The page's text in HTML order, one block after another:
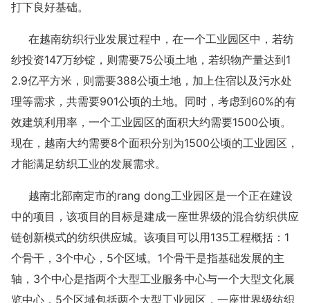
打下良好基础。
在越南纺织行业发展过程中，在一个工业园区中，若纺
纱投资147万纱锭，则需要75公顷土地，若织物产量达到1
2.9亿平方米，则需要388公顷土地，加上住宿以及污水处
理等需求，共需要901公顷的土地。同时，考虑到60%的有
效建筑利用率，一个工业园区的面积大约需要1500公顷。
现在，越南大约需要8个面积分别为1500公顷的工业园区，
才能满足纺织工业的发展需求。
越南北部南定市的rang dong工业园区是一个正在建设
中的项目，该项目的目标是建成一座世界级的混合纺织供应
链创新模式的纺织供应城。该项目可以用135工程概括：1
个骨干，3个中心，5个区域。1个骨干是指基础发展的主
轴，3个中心是指两个大型工业服务中心与一个大型文化展
览中心，5个区域包括两个大型工业园区，一座世界级纺织